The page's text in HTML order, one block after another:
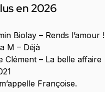
en 2026
Biolay – Rends l’amour !
M – Déjà
Clément – La belle affaire
Françoise.